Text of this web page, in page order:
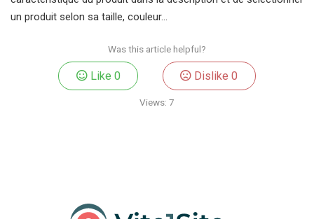
un produit selon sa taille, couleur…
Was this article helpful?
Like 0 Dislike0
Views: 7